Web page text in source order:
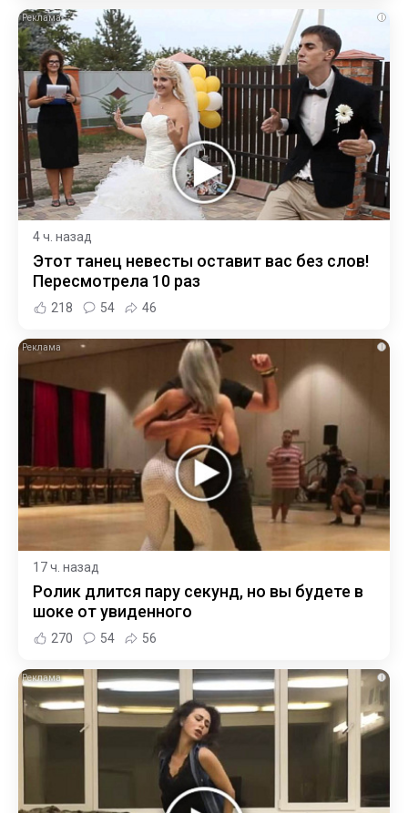
i
4 ч. назад
Этот танец невесты оставит вас без слов!
Пересмотрела 10 раз
218 54 46
i
17 ч. назад
Ролик длится пару секунд, но вы будете в
шоке от увиденного
270 54 56
i